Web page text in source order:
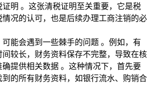
明 。这张清税证明至关重要，它是税
况的认可，也是后续办理工商注销的必
能会遇到一些棘手的问题 。例如，有
较长，财务资料保存不完整，导致在核
提供相关数据 。这种情况下，首先要
的所有财务资料，如银行流水、购销合